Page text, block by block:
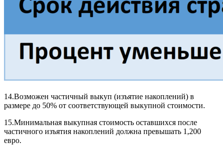
14.Возможен частичный выкуп (изъятие накоплений) в
размере до 50% от соответствующей выкупной стоимости.
15.Минимальная выкупная стоимость оставшихся после
частичного изъятия накоплений должна превышать 1,200
евро.